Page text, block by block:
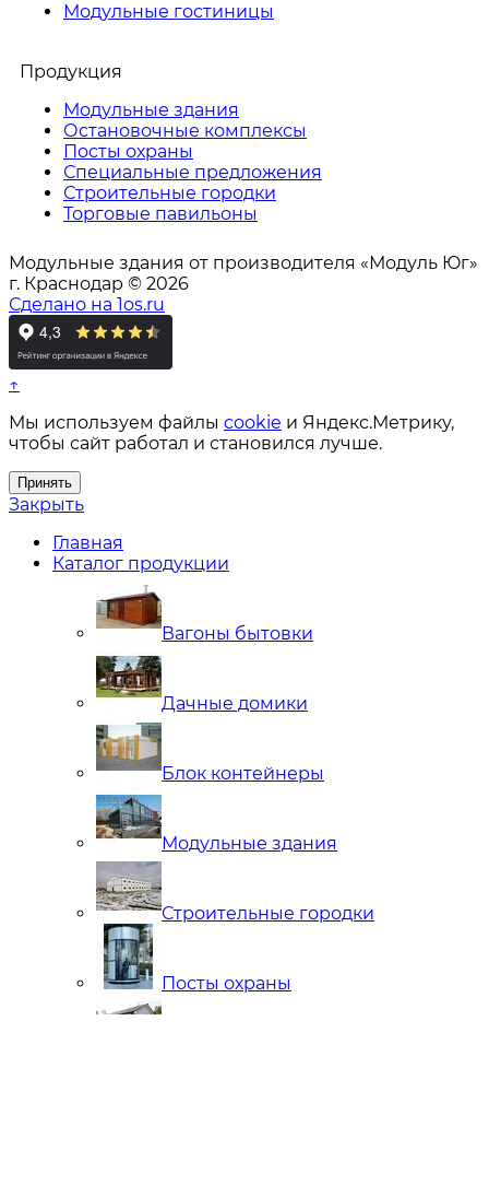
Модульные гостиницы
Продукция
Модульные здания
Остановочные комплексы
Посты охраны
Специальные предложения
Строительные городки
Торговые павильоны
Модульные здания от производителя «Модуль Юг»
г. Краснодар © 2026
Сделано на 1os.ru
↑
Мы используем файлы cookie и Яндекс.Метрику,
чтобы сайт работал и становился лучше.
Принять
Закрыть
Главная
Каталог продукции
Вагоны бытовки
Дачные домики
Блок контейнеры
Модульные здания
Строительные городки
Посты охраны